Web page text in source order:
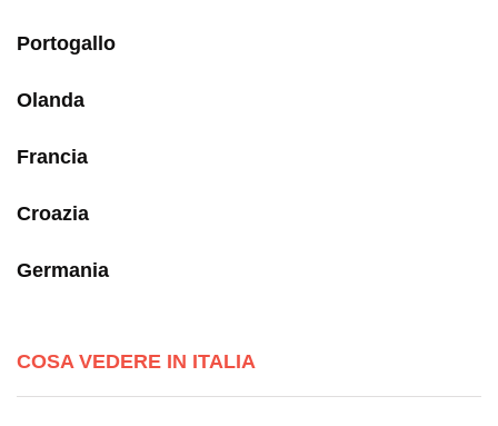
Portogallo
Olanda
Francia
Croazia
Germania
COSA VEDERE IN ITALIA